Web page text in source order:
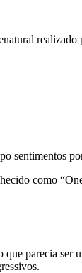
realizado
sentimentos
como
parecia ser